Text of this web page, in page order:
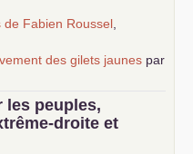
Fabien Roussel,
des gilets jaunes par
le marxisme est la
et ouvrier
les peuples,
droite et